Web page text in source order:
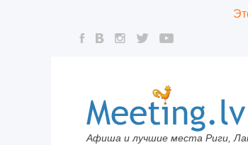
Афиша и лучшие места Риги,